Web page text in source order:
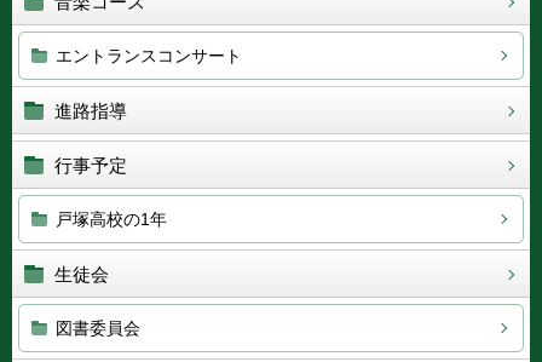
エントランスコンサート
進路指導
行事予定
戸塚高校の1年
生徒会
図書委員会